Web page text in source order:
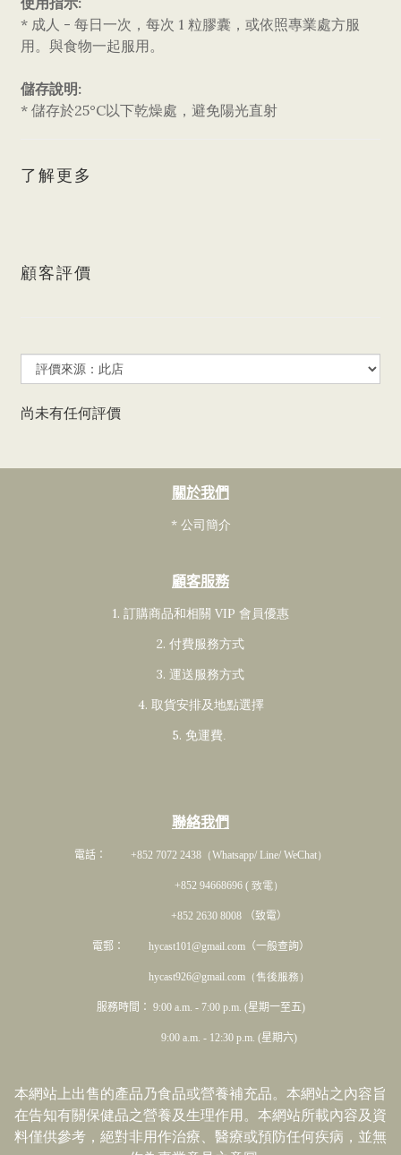
* 成人 - 每日一次，每次 1 粒膠囊，或依照專業處方服
用。與食物一起服用。
儲存說明:
* 儲存於25°C以下乾燥處，避免陽光直射
了解更多
顧客評價
尚未有任何評價
關於我們
* 公司簡介
顧客服務
1. 訂購商品和相關 VIP 會員優惠
2. 付費服務方式
3. 運送服務方式
4. 取貨安排及地點選擇
5. 免運費.
聯絡我們
電話： +852 7072 2438（Whatsapp/ Line/ WeChat）
+852 94668696 ( 致電）
+852 2630 8008 （致電）
電郵： hycast101@gmail.com（一般查詢）
hycast926@gmail.com（售後服務）
服務時間： 9:00 a.m. - 7:00 p.m. (星期一至五)
9:00 a.m. - 12:30 p.m. (星期六)
本網站上出售的產品乃食品或營養補充品。本網站之內容旨
在告知有關保健品之營養及生理作用。本網站所載內容及資
料僅供參考，絕對非用作治療、醫療或預防任何疾病，並無